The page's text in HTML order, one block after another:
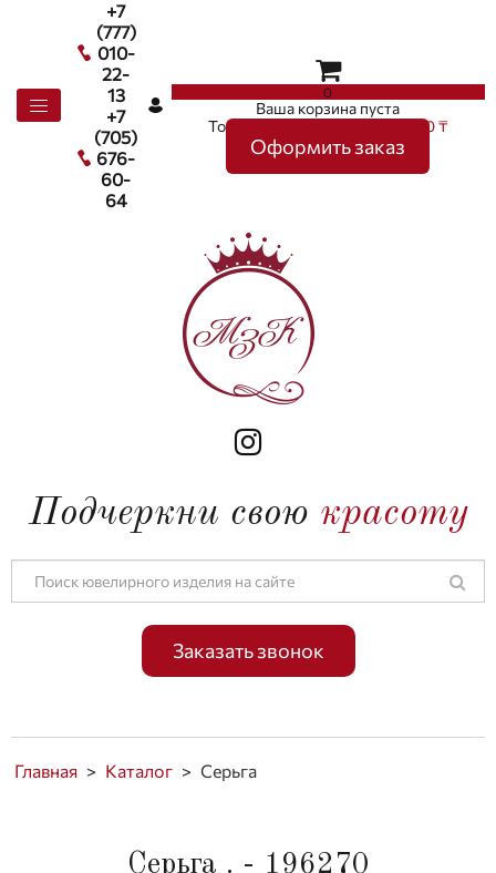
+7
(777)
010-
22-
13
+7
(705)
676-
60-
64
0
Ваша корзина пуста
Товаров в корзине
на сумму0 ₸
Оформить заказ
Подчеркни свою красоту
Заказать звонок
Главная > Каталог > Серьга
Серьга . - 196270